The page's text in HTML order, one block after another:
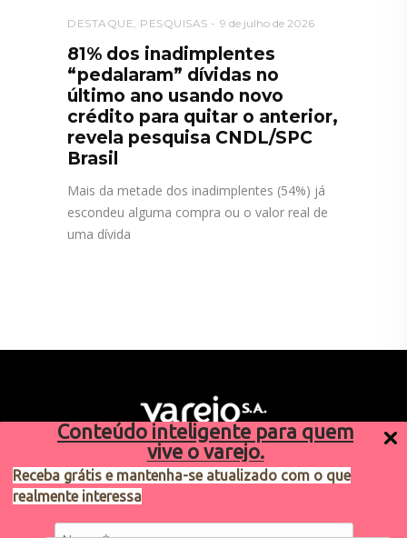
Conteúdo inteligente para quem
vive o varejo.
Receba grátis e mantenha-se atualizado com o que
realmente interessa
DESTAQUE PESQUISAS 9 de julho de 2026
81% dos inadimplentes
“pedalaram” dívidas no
último ano usando novo
crédito para quitar o anterior,
revela pesquisa CNDL/SPC
Brasil
Mais da metade dos inadimplentes (54%) já
escondeu alguma compra ou o valor real de
uma dívida
Sugestões de pauta
varejosa@cndl.org.br